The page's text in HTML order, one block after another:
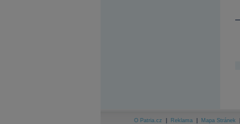
O Patria.cz Reklama Mapa Stránek